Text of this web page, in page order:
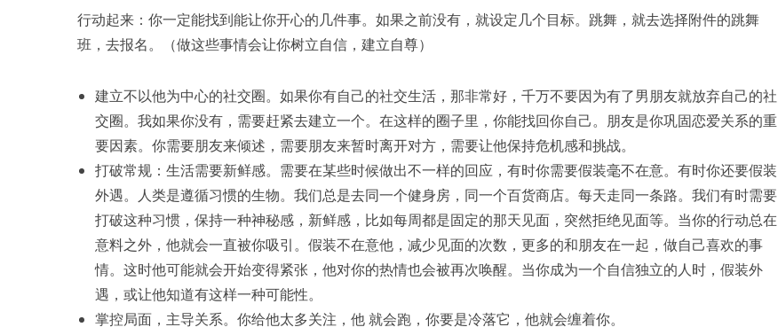
行动起来：你一定能找到能让你开心的几件事。如果之前没有，就设定几个目标。跳舞，就去选择附件的跳舞
班，去报名。（做这些事情会让你树立自信，建立自尊）
建立不以他为中心的社交圈。如果你有自己的社交生活，那非常好，千万不要因为有了男朋友就放弃自己的社
交圈。我如果你没有，需要赶紧去建立一个。在这样的圈子里，你能找回你自己。朋友是你巩固恋爱关系的重
要因素。你需要朋友来倾述，需要朋友来暂时离开对方，需要让他保持危机感和挑战。
打破常规：生活需要新鲜感。需要在某些时候做出不一样的回应，有时你需要假装毫不在意。有时你还要假装
外遇。人类是遵循习惯的生物。我们总是去同一个健身房，同一个百货商店。每天走同一条路。我们有时需要
打破这种习惯，保持一种神秘感，新鲜感，比如每周都是固定的那天见面，突然拒绝见面等。当你的行动总在
意料之外，他就会一直被你吸引。假装不在意他，减少见面的次数，更多的和朋友在一起，做自己喜欢的事
情。这时他可能就会开始变得紧张，他对你的热情也会被再次唤醒。当你成为一个自信独立的人时，假装外
遇，或让他知道有这样一种可能性。
掌控局面，主导关系。你给他太多关注，他 就会跑，你要是冷落它，他就会缠着你。